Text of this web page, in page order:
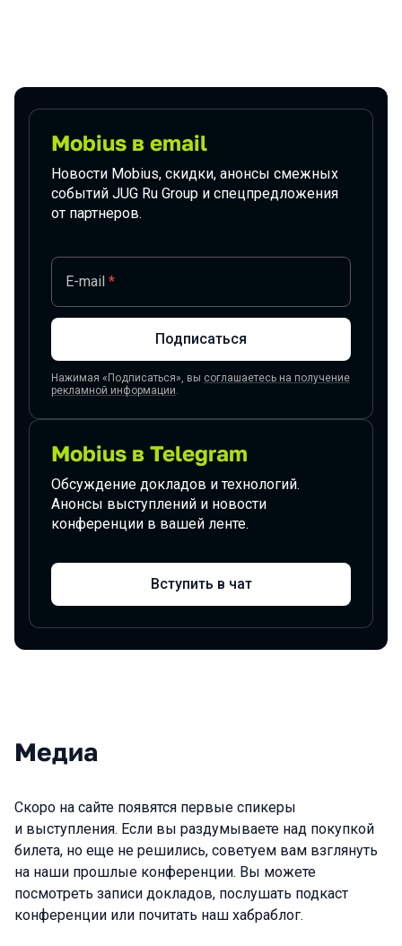
Подписаться на новости
Mobius в email
Новости Mobius, скидки, анонсы смежных
событий JUG Ru Group и спецпредложения
от партнеров.
E-mail *
Подписаться
Нажимая «Подписаться», вы соглашаетесь на получение
рекламной информации
Mobius в Telegram
Обсуждение докладов и технологий.
Анонсы выступлений и новости
конференции в вашей ленте.
Вступить в чат
Медиа
Скоро на сайте появятся первые спикеры
и выступления. Если вы раздумываете над покупкой
билета, но еще не решились, советуем вам взглянуть
на наши прошлые конференции. Вы можете
посмотреть записи докладов, послушать подкаст
конференции или почитать наш хабраблог.